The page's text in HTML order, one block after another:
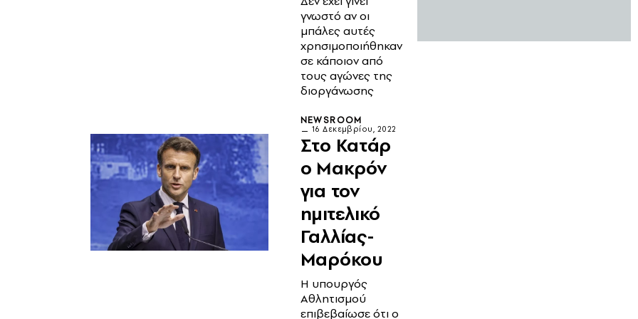
γνωστό αν οι
μπάλες αυτές
χρησιμοποιήθηκαν
σε κάποιον από
τους αγώνες της
διοργάνωσης
NEWSROOM
16 Δεκεμβρίου, 2022
Στο Κατάρ
ο Μακρόν
για τον
ημιτελικό
Γαλλίας-
Μαρόκου
Η υπουργός
Αθλητισμού
επιβεβαίωσε ότι ο